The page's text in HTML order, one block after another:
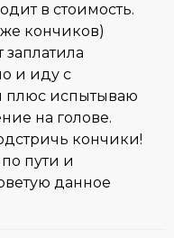
в стоимость.
кончиков)
и иду с
плюс испытываю
на голове.
кончики!
пути и
данное